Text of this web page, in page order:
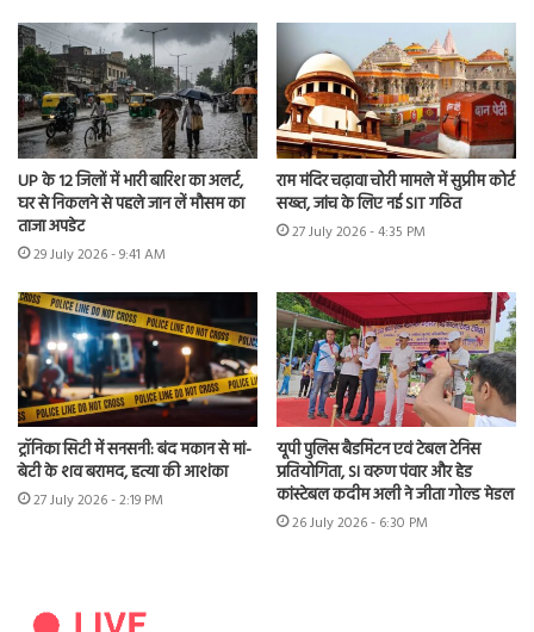
UP के 12 जिलों में भारी बारिश का अलर्ट,
घर से निकलने से पहले जान लें मौसम का
ताजा अपडेट
29 July 2026 - 9:41 AM
राम मंदिर चढ़ावा चोरी मामले में सुप्रीम कोर्ट
सख्त, जांच के लिए नई SIT गठित
27 July 2026 - 4:35 PM
ट्रॉनिका सिटी में सनसनी: बंद मकान से मां-
बेटी के शव बरामद, हत्या की आशंका
27 July 2026 - 2:19 PM
यूपी पुलिस बैडमिंटन एवं टेबल टेनिस
प्रतियोगिता, SI वरुण पंवार और हेड
कांस्टेबल कदीम अली ने जीता गोल्ड मेडल
26 July 2026 - 6:30 PM